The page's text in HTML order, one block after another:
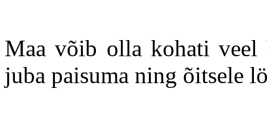
Maa võib olla kohati veel
juba paisuma ning õitsele